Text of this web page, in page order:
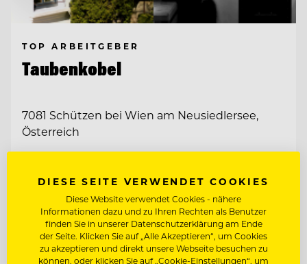
TOP ARBEITGEBER
Taubenkobel
7081 Schützen bei Wien am Neusiedlersee,
Österreich
CHEF DE RANG / COMMIS DE RANG
PATISSIER
Entdecke alle Jobs
DIESE SEITE VERWENDET COOKIES
Diese Website verwendet Cookies - nähere
Informationen dazu und zu Ihren Rechten als Benutzer
finden Sie in unserer Datenschutzerklärung am Ende
der Seite. Klicken Sie auf „Alle Akzeptieren“, um Cookies
zu akzeptieren und direkt unsere Webseite besuchen zu
können, oder klicken Sie auf „Cookie-Einstellungen“, um